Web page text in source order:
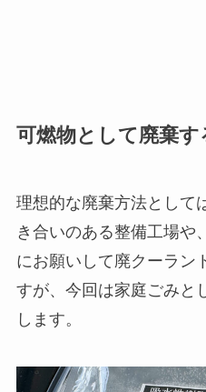
可燃物として廃棄す
理想的な廃棄方法として
き合いのある整備工場や
にお願いして廃クーラン
すが、今回は家庭ごみと
します。